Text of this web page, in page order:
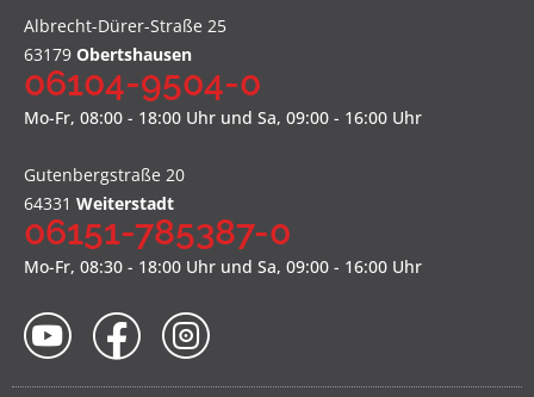
Albrecht-Dürer-Straße 25
63179 Obertshausen
06104-9504-0
Mo-Fr, 08:00 - 18:00 Uhr und Sa, 09:00 - 16:00 Uhr
Gutenbergstraße 20
64331 Weiterstadt
06151-785387-0
Mo-Fr, 08:30 - 18:00 Uhr und Sa, 09:00 - 16:00 Uhr